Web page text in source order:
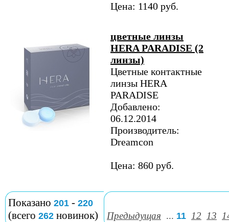
Цена: 1140 руб.
цветные линзы
HERA PARADISE (2
линзы)
Цветные контактные
линзы HERA
PARADISE
Добавлено:
06.12.2014
Производитель:
Dreamcon
Цена: 860 руб.
Показано 201 - 220
(всего 262 новинок) Предыдущая ... 11 12 13